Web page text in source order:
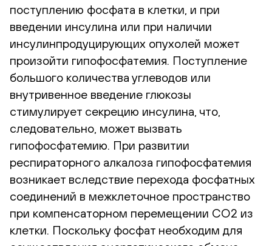
поступлению фосфата в клетки, и при
введении инсулина или при наличии
инсулинпродуцирующих опухолей может
произойти гипофосфатемия. Поступление
большого количества углеводов или
внутривенное введение глюкозы
стимулирует секрецию инсулина, что,
следовательно, может вызвать
гипофосфатемию. При развитии
респираторного алкалоза гипофосфатемия
возникает вследствие перехода фосфатных
соединений в межклеточное пространство
при компенсаторном перемещении СО2 из
клетки. Поскольку фосфат необходим для